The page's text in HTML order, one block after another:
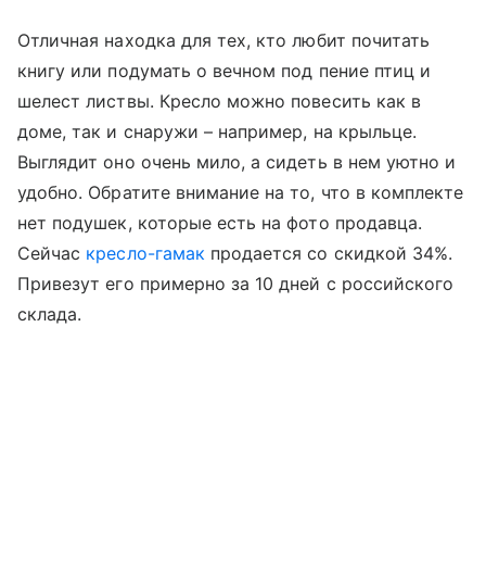
Отличная находка для тех, кто любит почитать
книгу или подумать о вечном под пение птиц и
шелест листвы. Кресло можно повесить как в
доме, так и снаружи – например, на крыльце.
Выглядит оно очень мило, а сидеть в нем уютно и
удобно. Обратите внимание на то, что в комплекте
нет подушек, которые есть на фото продавца.
Сейчас кресло-гамак продается со скидкой 34%.
Привезут его примерно за 10 дней с российского
склада.